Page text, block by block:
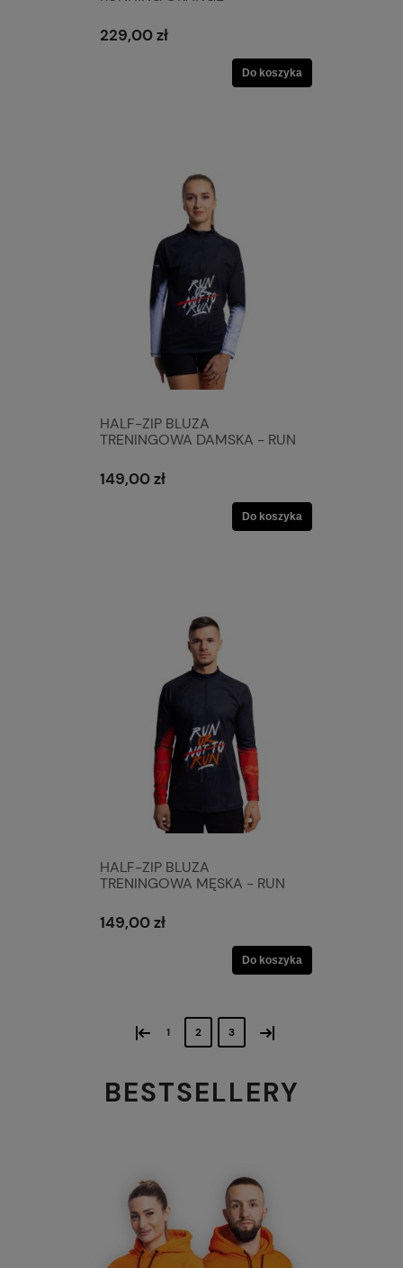
229,00 zł
Do koszyka
HALF-ZIP BLUZA
TRENINGOWA DAMSKA - RUN
149,00 zł
Do koszyka
HALF-ZIP BLUZA
TRENINGOWA MĘSKA - RUN
149,00 zł
Do koszyka
« 1 2 3 »
BESTSELLERY